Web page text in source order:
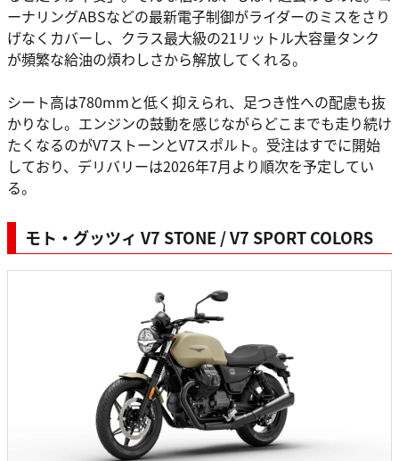
ーナリングABSなどの最新電子制御がライダーのミスをさり
げなくカバーし、クラス最大級の21リットル大容量タンク
が頻繁な給油の煩わしさから解放してくれる。
シート高は780mmと低く抑えられ、足つき性への配慮も抜
かりなし。エンジンの鼓動を感じながらどこまでも走り続け
たくなるのがV7ストーンとV7スポルト。受注はすでに開始
しており、デリバリーは2026年7月より順次を予定してい
る。
モト・グッツィ V7 STONE / V7 SPORT COLORS